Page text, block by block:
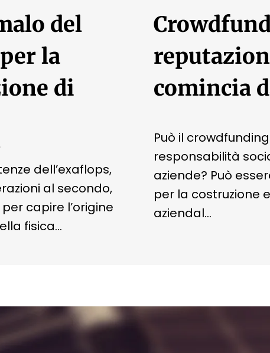
del
la
di
dell’exaflops,
al secondo,
capire l’origine
fisica…
comincia
Può il
responsabilità
aziende? Può
per la costruzione
aziendal…